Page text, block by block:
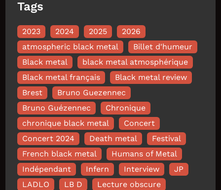
Tags
2023 2024 2025
2026
atmospheric black metal
Billet d'humeur
Black metal
black metal atmosphérique
Black metal français
Black metal review
Brest
Bruno Guezennec
Bruno Guézennec
Chronique
chronique black metal
Concert
Concert 2024
Death metal
Festival
French black metal
Humans of Metal
Indépendant
Infern Interview
JP
LADLO
LB D
Lecture obscure